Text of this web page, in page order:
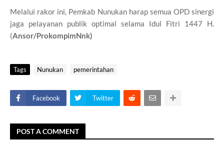
Melalui rakor ini, Pemkab Nunukan harap semua OPD sinergi
jaga pelayanan publik optimal selama Idul Fitri 1447 H.
(Ansor/ProkompimNnk)
Tags Nunukan pemerintahan
Facebook Twitter
POST A COMMENT